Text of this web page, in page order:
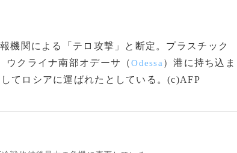
関による「テロ攻撃」と断定。プラスチック
ウクライナ南部オデーサ（Odessa ）港に持ち込ま
てロシアに運ばれたとしている。(c)AFP